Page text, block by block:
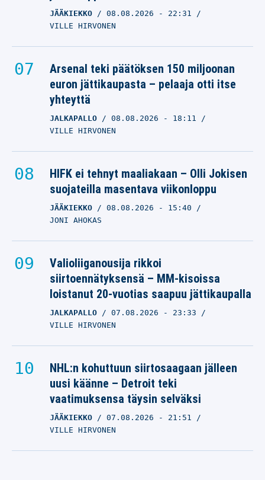
JÄÄKIEKKO 08.08.2026 - 22:31
VILLE HIRVONEN
Arsenal teki päätöksen 150 miljoonan
euron jättikaupasta – pelaaja otti itse
yhteyttä
JALKAPALLO 08.08.2026 - 18:11
VILLE HIRVONEN
HIFK ei tehnyt maaliakaan – Olli Jokisen
suojateilla masentava viikonloppu
JÄÄKIEKKO 08.08.2026 - 15:40
JONI AHOKAS
Valioliiganousija rikkoi
siirtoennätyksensä – MM-kisoissa
loistanut 20-vuotias saapuu jättikaupalla
JALKAPALLO 07.08.2026 - 23:33
VILLE HIRVONEN
NHL:n kohuttuun siirtosaagaan jälleen
uusi käänne – Detroit teki
vaatimuksensa täysin selväksi
JÄÄKIEKKO 07.08.2026 - 21:51
VILLE HIRVONEN